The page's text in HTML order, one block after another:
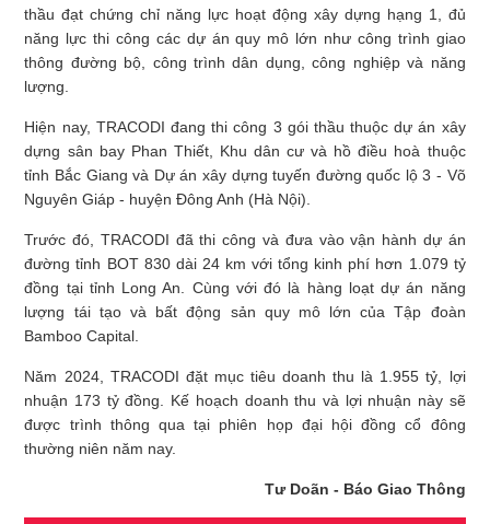
thầu đạt chứng chỉ năng lực hoạt động xây dựng hạng 1, đủ
năng lực thi công các dự án quy mô lớn như công trình giao
thông đường bộ, công trình dân dụng, công nghiệp và năng
lượng.
Hiện nay, TRACODI đang thi công 3 gói thầu thuộc dự án xây
dựng sân bay Phan Thiết, Khu dân cư và hồ điều hoà thuộc
tỉnh Bắc Giang và Dự án xây dựng tuyến đường quốc lộ 3 - Võ
Nguyên Giáp - huyện Đông Anh (Hà Nội).
Trước đó, TRACODI đã thi công và đưa vào vận hành dự án
đường tỉnh BOT 830 dài 24 km với tổng kinh phí hơn 1.079 tỷ
đồng tại tỉnh Long An. Cùng với đó là hàng loạt dự án năng
lượng tái tạo và bất động sản quy mô lớn của Tập đoàn
Bamboo Capital.
Năm 2024, TRACODI đặt mục tiêu doanh thu là 1.955 tỷ, lợi
nhuận 173 tỷ đồng. Kế hoạch doanh thu và lợi nhuận này sẽ
được trình thông qua tại phiên họp đại hội đồng cổ đông
thường niên năm nay.
Tư Doãn - Báo Giao Thông